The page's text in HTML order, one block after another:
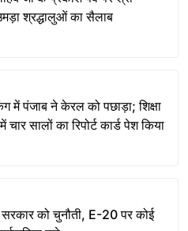
श्रद्धालुओं का सैलाब
में पंजाब ने केरल को पछाड़ा; शिक्षा
चार सालों का रिपोर्ट कार्ड पेश किया
सरकार को चुनौती, E-20 पर कोई